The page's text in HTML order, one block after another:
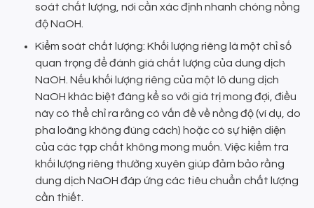
soát chất lượng, nơi cần xác định nhanh chóng nồng
độ NaOH.
Kiểm soát chất lượng: Khối lượng riêng là một chỉ số
quan trọng để đánh giá chất lượng của dung dịch
NaOH. Nếu khối lượng riêng của một lô dung dịch
NaOH khác biệt đáng kể so với giá trị mong đợi, điều
này có thể chỉ ra rằng có vấn đề về nồng độ (ví dụ, do
pha loãng không đúng cách) hoặc có sự hiện diện
của các tạp chất không mong muốn. Việc kiểm tra
khối lượng riêng thường xuyên giúp đảm bảo rằng
dung dịch NaOH đáp ứng các tiêu chuẩn chất lượng
cần thiết.